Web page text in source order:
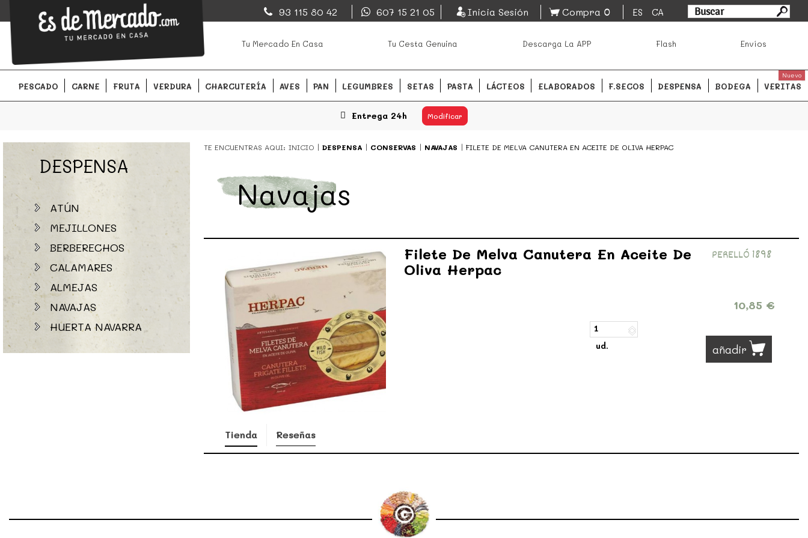
EsDeMercado.com
EsDeMercado.comte lleva a casa los mejores productos de los mejores mercados de
Barcelona y de productores locales.
EsDeMercado.com
Barcelona y de productores locales.
93 115 80 42 607 15 21 05 Inicia Sesión Compra 0 ES CA
Tu Mercado En Casa Tu Cesta Genuina Descarga La APP Flash Envíos
PESCADO CARNE FRUTA VERDURA CHARCUTERÍA AVES PAN LEGUMBRES SETAS PASTA LÁCTEOS ELABORADOS F.SECOS DESPENSA BODEGA VERITAS
Nuevo
Entrega 24h Modificar
DESPENSA
ATÚN
MEJILLONES
BERBERECHOS
CALAMARES
ALMEJAS
NAVAJAS
HUERTA NAVARRA
TE ENCUENTRAS AQUI: INICIO DESPENSA CONSERVAS NAVAJAS FILETE DE MELVA CANUTERA EN ACEITE DE OLIVA HERPAC
Navajas
PERELLÓ 1898
Filete De Melva Canutera En Aceite De
Oliva Herpac
10,85 €
ud. añadir
Tienda Reseñas